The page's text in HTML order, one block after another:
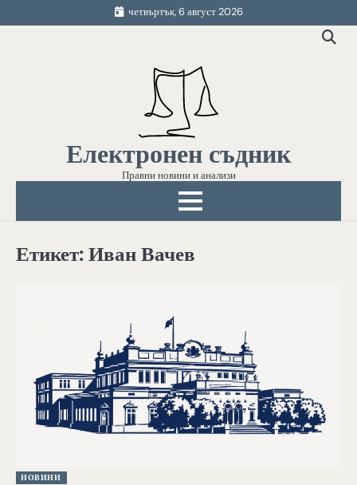
to
четвъртък, 6 август 2026
Електронен съдник
Правни новини и анализи
Етикет:Иван Вачев
НОВИНИ